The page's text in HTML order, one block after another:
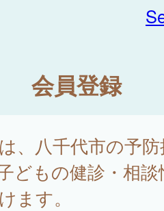
会員登録
、八千代市の予
どもの健診・相
ます。